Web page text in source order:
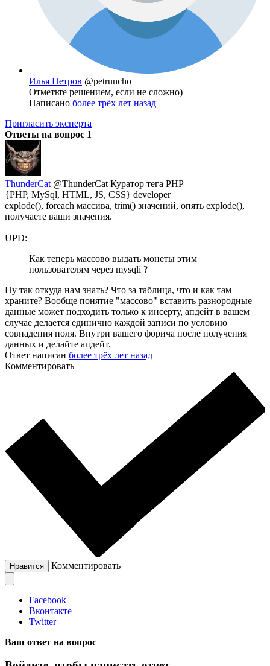
Илья Петров @petruncho
Отметьте решением, если не сложно)
Написано более трёх лет назад
Пригласить эксперта
Ответы на вопрос 1
ThunderCat @ThunderCat Куратор тега PHP
{PHP, MySql, HTML, JS, CSS} developer
explode(), foreach массива, trim() значений, опять explode(),
получаете ваши значения.
UPD:
Как теперь массово выдать монеты этим
пользователям через mysqli ?
Ну так откуда нам знать? Что за таблица, что и как там
храните? Вообще понятие "массово" вставить разнородные
данные может подходить только к инсерту, апдейт в вашем
случае делается единично каждой записи по условию
совпадения поля. Внутри вашего форича после получения
данных и делайте апдейт.
Ответ написан более трёх лет назад
Комментировать
Нравится Комментировать
Facebook
Вконтакте
Twitter
Ваш ответ на вопрос